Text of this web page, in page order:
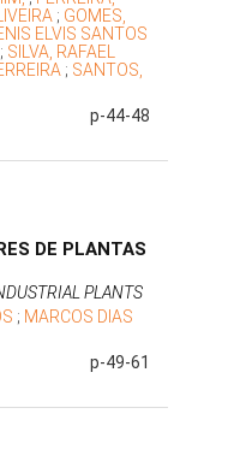
; GOMES,
ELVIS SANTOS
; SILVA, RAFAEL
; SANTOS,
p-44-48
DE PLANTAS
PLANTS
; MARCOS DIAS
p-49-61